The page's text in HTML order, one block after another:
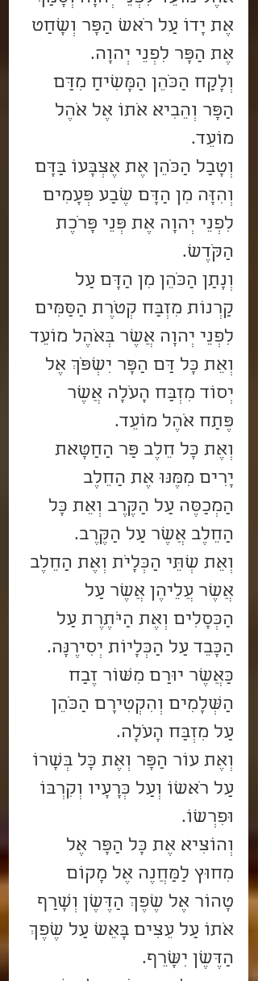
אֶת יָדוֹ עַל רֹאשׁ הַפָּר וְשָׁחַט
אֶת הַפָּר לִפְנֵי יְהוָה.
וְלָקַח הַכֹּהֵן הַמָּשִׁיחַ מִדַּם
הַפָּר וְהֵבִיא אֹתוֹ אֶל אֹהֶל
מוֹעֵד.
וְטָבַל הַכֹּהֵן אֶת אֶצְבָּעוֹ בַּדָּם
וְהִזָּה מִן הַדָּם שֶׁבַע פְּעָמִים
לִפְנֵי יְהוָה אֶת פְּנֵי פָּרֹכֶת
הַקֹּדֶשׁ.
וְנָתַן הַכֹּהֵן מִן הַדָּם עַל
קַרְנוֹת מִזְבַּח קְטֹרֶת הַסַּמִּים
לִפְנֵי יְהוָה אֲשֶׁר בְּאֹהֶל מוֹעֵד
וְאֵת כָּל דַּם הַפָּר יִשְׁפֹּךְ אֶל
יְסוֹד מִזְבַּח הָעֹלָה אֲשֶׁר
פֶּתַח אֹהֶל מוֹעֵד.
וְאֶת כָּל חֵלֶב פַּר הַחַטָּאת
יָרִים מִמֶּנּוּ אֶת הַחֵלֶב
הַמְכַסֶּה עַל הַקֶּרֶב וְאֵת כָּל
הַחֵלֶב אֲשֶׁר עַל הַקֶּרֶב.
וְאֵת שְׁתֵּי הַכְּלָיֹת וְאֶת הַחֵלֶב
אֲשֶׁר עֲלֵיהֶן אֲשֶׁר עַל
הַכְּסָלִים וְאֶת הַיֹּתֶרֶת עַל
הַכָּבֵד עַל הַכְּלָיוֹת יְסִירֶנָּה.
כַּאֲשֶׁר יוּרַם מִשּׁוֹר זֶבַח
הַשְּׁלָמִים וְהִקְטִירָם הַכֹּהֵן
עַל מִזְבַּח הָעֹלָה.
וְאֶת עוֹר הַפָּר וְאֶת כָּל בְּשָׂרוֹ
עַל רֹאשׁוֹ וְעַל כְּרָעָיו וְקִרְבּוֹ
וּפִרְשׁוֹ.
וְהוֹצִיא אֶת כָּל הַפָּר אֶל
מִחוּץ לַמַּחֲנֶה אֶל מָקוֹם
טָהוֹר אֶל שֶׁפֶךְ הַדֶּשֶׁן וְשָׂרַף
אֹתוֹ עַל עֵצִים בָּאֵשׁ עַל שֶׁפֶךְ
הַדֶּשֶׁן יִשָּׂרֵף.